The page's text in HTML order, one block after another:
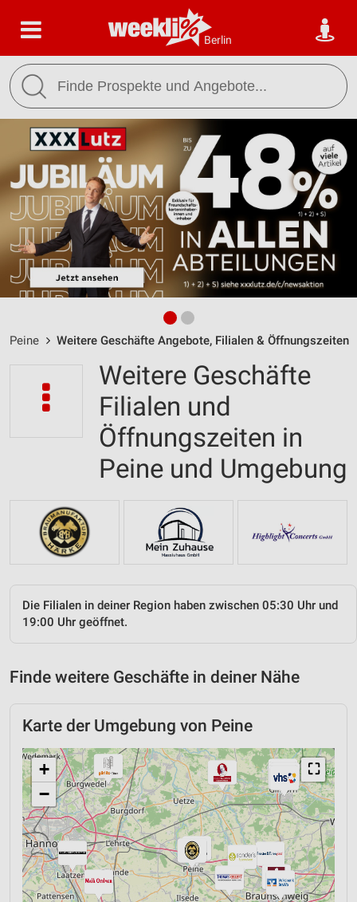
Berlin
Peine Weitere Geschäfte Angebote, Filialen & Öffnungszeiten
Weitere Geschäfte
Filialen und
Öffnungszeiten in
Peine und Umgebung
Die Filialen in deiner Region haben zwischen 05:30 Uhr und
19:00 Uhr geöffnet.
Finde weitere Geschäfte in deiner Nähe
Karte der Umgebung von Peine
⛶
+
−